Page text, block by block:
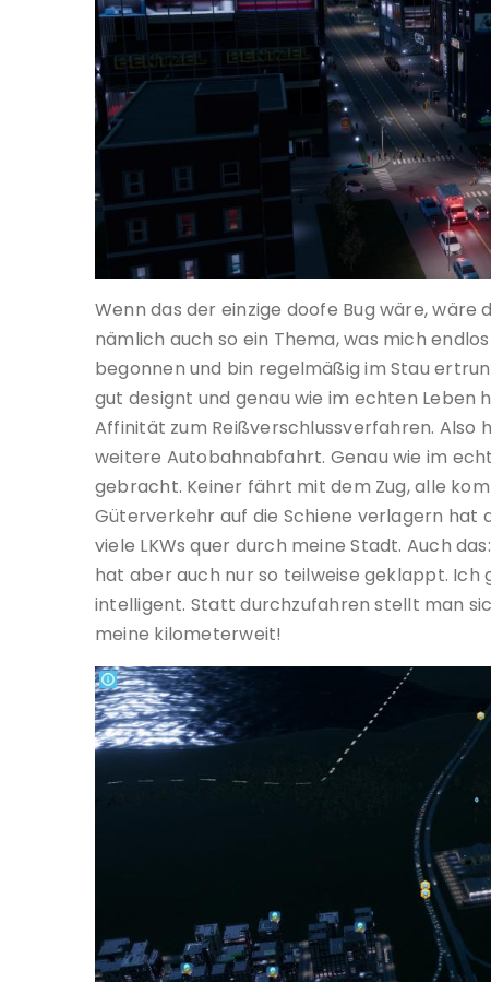
Wenn das der einzige doofe Bug wäre,
nämlich auch so ein Thema, was mich
begonnen und bin regelmäßig im Stau
gut designt und genau wie im echten
Affinität zum Reißverschlussverfahren. Also
weitere Autobahnabfahrt. Genau wie im
gebracht. Keiner fährt mit dem Zug, alle
Güterverkehr auf die Schiene verlagern
viele LKWs quer durch meine Stadt. Auch
hat aber auch nur so teilweise geklappt. Ich
intelligent. Statt durchzufahren stellt man
meine kilometerweit!